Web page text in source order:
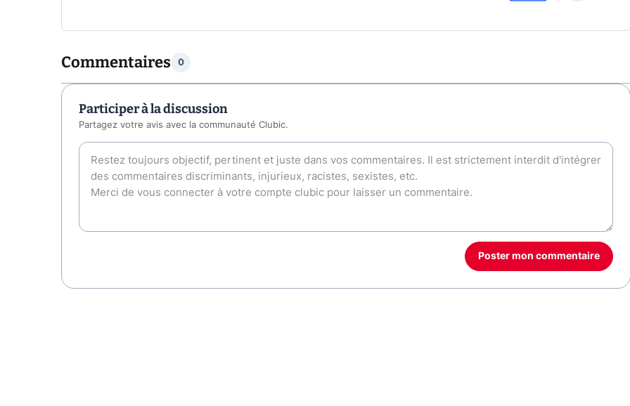
Commentaires 0
Participer à la discussion
Partagez votre avis avec la communauté Clubic.
Poster mon commentaire